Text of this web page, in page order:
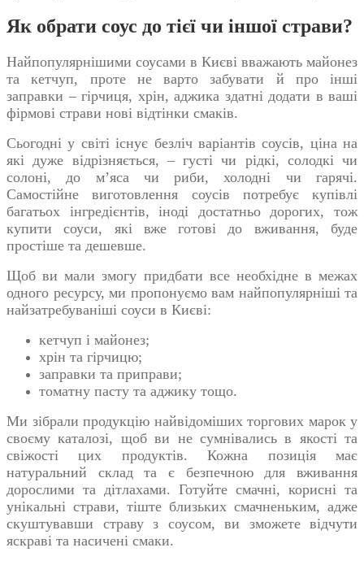
Як обрати соус до тієї чи іншої страви?
Найпопулярнішими соусами в Києві вважають майонез
та кетчуп, проте не варто забувати й про інші
заправки – гірчиця, хрін, аджика здатні додати в ваші
фірмові страви нові відтінки смаків.
Сьогодні у світі існує безліч варіантів соусів, ціна на
які дуже відрізняється, – густі чи рідкі, солодкі чи
солоні, до м’яса чи риби, холодні чи гарячі.
Самостійне виготовлення соусів потребує купівлі
багатьох інгредієнтів, іноді достатньо дорогих, тож
купити соуси, які вже готові до вживання, буде
простіше та дешевше.
Щоб ви мали змогу придбати все необхідне в межах
одного ресурсу, ми пропонуємо вам найпопулярніші та
найзатребуваніші соуси в Києві:
кетчуп і майонез;
хрін та гірчицю;
заправки та приправи;
томатну пасту та аджику тощо.
Ми зібрали продукцію найвідоміших торгових марок у
своєму каталозі, щоб ви не сумнівались в якості та
свіжості цих продуктів. Кожна позиція має
натуральний склад та є безпечною для вживання
дорослими та дітлахами. Готуйте смачні, корисні та
унікальні страви, тіште близьких смачненьким, адже
скуштувавши страву з соусом, ви зможете відчути
яскраві та насичені смаки.